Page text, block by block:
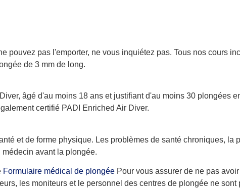
pouvez pas l'emporter, ne vous inquiétez pas. Tous nos cours
de 3 mm de long.
âgé d'au moins 18 ans et justifiant d'au moins 30 plongées
certifié PADI Enriched Air Diver.
et de forme physique. Les problèmes de santé chroniques,
avant la plongée.
Formulaire médical de plongée Pour vous assurer de ne pas
les moniteurs et le personnel des centres de plongée ne